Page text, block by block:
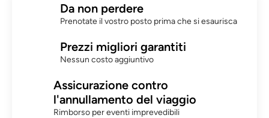
Da non perdere
Prenotate il vostro posto prima che si esaurisca
Prezzi migliori garantiti
Nessun costo aggiuntivo
Assicurazione contro
l'annullamento del viaggio
Rimborso per eventi imprevedibili